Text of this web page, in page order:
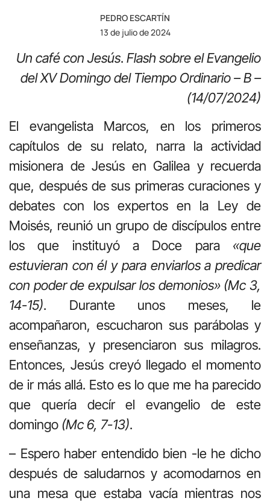
PEDRO ESCARTÍN
13 de julio de 2024
Un café con Jesús. Flash sobre el Evangelio
del XV Domingo del Tiempo Ordinario – B –
(14/07/2024)
El evangelista Marcos, en los primeros
capítulos de su relato, narra la actividad
misionera de Jesús en Galilea y recuerda
que, después de sus primeras curaciones y
debates con los expertos en la Ley de
Moisés, reunió un grupo de discípulos entre
los que instituyó a Doce para «que
estuvieran con él y para enviarlos a predicar
con poder de expulsar los demonios» (Mc 3,
14-15). Durante unos meses, le
acompañaron, escucharon sus parábolas y
enseñanzas, y presenciaron sus milagros.
Entonces, Jesús creyó llegado el momento
de ir más allá. Esto es lo que me ha parecido
que quería decír el evangelio de este
domingo (Mc 6, 7-13).
– Espero haber entendido bien -le he dicho
después de saludarnos y acomodarnos en
una mesa que estaba vacía mientras nos